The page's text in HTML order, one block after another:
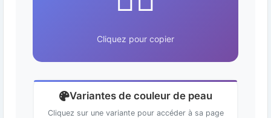
Cliquez pour copier
Variantes de couleur de peau
Cliquez sur une variante pour accéder à sa page